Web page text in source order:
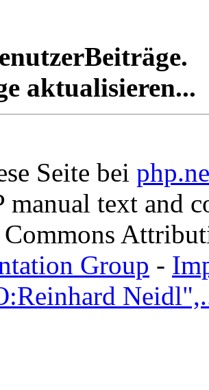
aktualisieren...
Seite bei
manual text and
Commons
Group -